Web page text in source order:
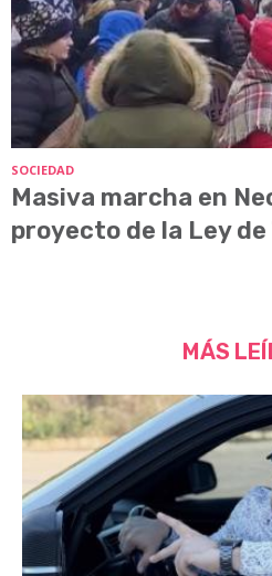
SOCIEDAD
Masiva marcha en
proyecto de la Ley
MÁS